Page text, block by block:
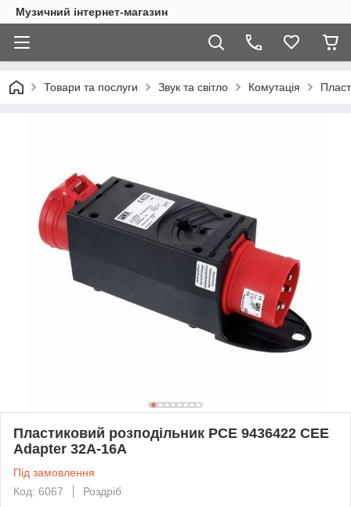
Музичний інтернет-магазин
Товари та послуги Звук та світло Комутація
Пластиковий розподільник PCE 9436422 CEE
Adapter 32A-16A
Під замовлення
Код: 6067
Роздріб